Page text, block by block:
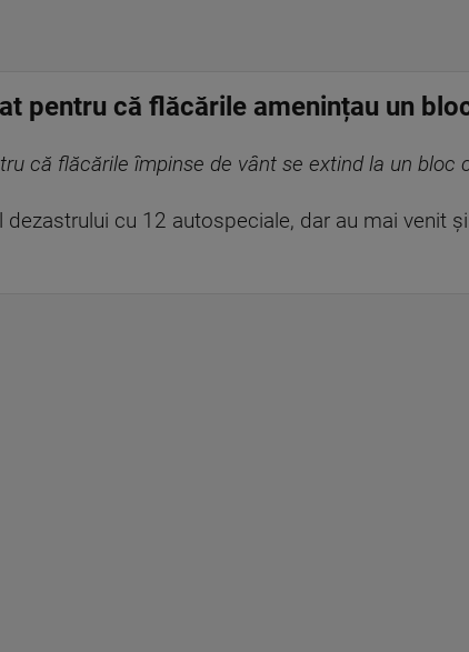
pentru că flăcările amenințau un
că flăcările împinse de vânt se extind la un bloc
dezastrului cu 12 autospeciale, dar au mai venit